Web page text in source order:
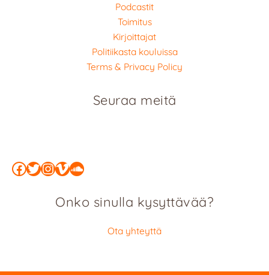
Podcastit
Toimitus
Kirjoittajat
Politiikasta kouluissa
Terms & Privacy Policy
Seuraa meitä
Facebook
Twitter
Instagram
Vimeo
SoundCloud
Onko sinulla kysyttävää?
Ota yhteyttä